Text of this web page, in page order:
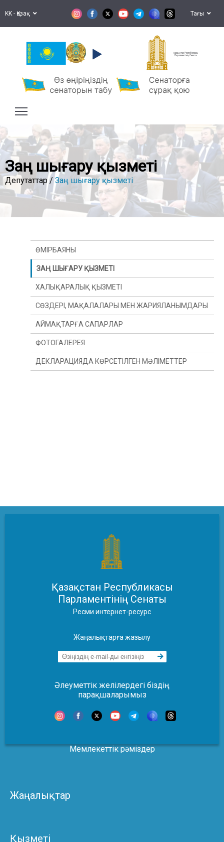
KK - Қазақ Тағы
Қазақстан Республикасы
Парламентінің Сенаты
Заң шығару қызметі
Депутаттар /Заң шығару қызметі
ӨМІРБАЯНЫ
ЗАҢ ШЫҒАРУ ҚЫЗМЕТІ
ХАЛЫҚАРАЛЫҚ ҚЫЗМЕТІ
СӨЗДЕРІ, МАҚАЛАЛАРЫ МЕН ЖАРИЯЛАНЫМДАРЫ
АЙМАҚТАРҒА САПАРЛАР
ФОТОГАЛЕРЕЯ
ДЕКЛАРАЦИЯДА КӨРСЕТІЛГЕН МӘЛІМЕТТЕР
Қазақстан Республикасы
Парламентінің Сенаты
Ресми интернет-ресурс
Жаңалықтарға жазылу
Әлеуметтік желілердегі біздің
парақшаларымыз
Мемлекеттік рәміздер
Жаңалықтар
Қызметі